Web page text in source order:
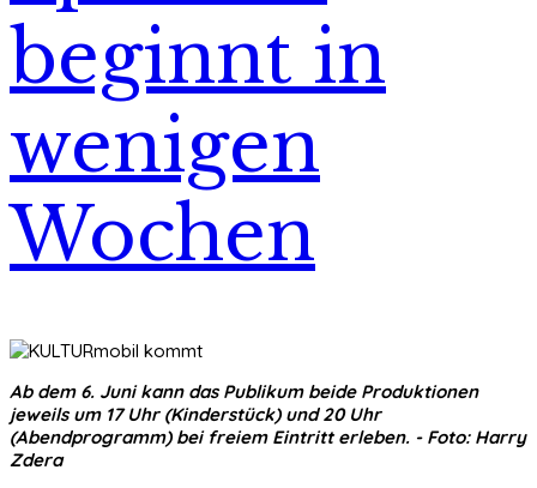
beginnt in
wenigen
Wochen
Ab dem 6. Juni kann das Publikum beide Produktionen
jeweils um 17 Uhr (Kinderstück) und 20 Uhr
(Abendprogramm) bei freiem Eintritt erleben. - Foto: Harry
Zdera